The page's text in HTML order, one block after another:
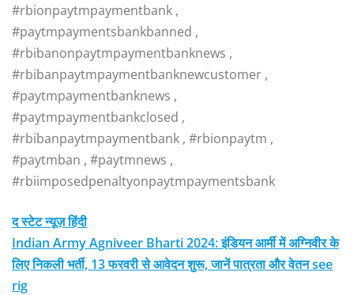
#rbionpaytmpaymentbank ,
#paytmpaymentsbankbanned ,
#rbibanonpaytmpaymentbanknews ,
#rbibanpaytmpaymentbanknewcustomer ,
#paytmpaymentbanknews ,
#paytmpaymentbankclosed ,
#rbibanpaytmpaymentbank , #rbionpaytm ,
#paytmban , #paytmnews ,
#rbiimposedpenaltyonpaytmpaymentsbank
द स्टेट न्यूज़ हिंदी
Indian Army Agniveer Bharti 2024: इंडियन आर्मी में अग्निवीर के
लिए निकली भर्ती, 13 फरवरी से आवेदन शुरू, जानें पात्रता और वेतन see
rig